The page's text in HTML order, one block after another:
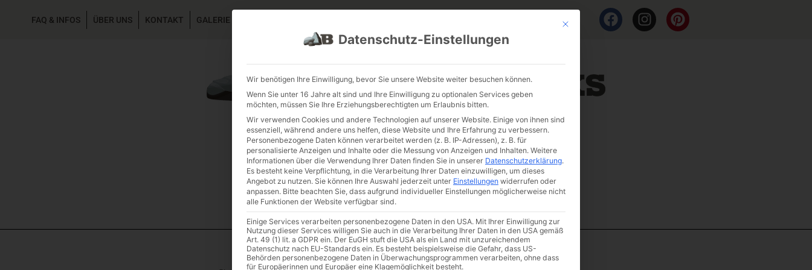
FAQ & INFOS ÜBER UNS KONTAKT GALERIE GARTENPROJEKTE Mit diesem Button wird der Dialog geschlossen. Seine Funktionalität ist
Datenschutz-Einstellungen
Wir benötigen Ihre Einwilligung, bevor Sie unsere Website weiter besuchen können.
Wenn Sie unter 16 Jahre alt sind und Ihre Einwilligung zu optionalen Services geben
möchten, müssen Sie Ihre Erziehungsberechtigten um Erlaubnis bitten.
Wir verwenden Cookies und andere Technologien auf unserer Website. Einige von ihnen sind
essenziell, während andere uns helfen, diese Website und Ihre Erfahrung zu verbessern.
Personenbezogene Daten können verarbeitet werden (z. B. IP-Adressen), z. B. für
personalisierte Anzeigen und Inhalte oder die Messung von Anzeigen und Inhalten. Weitere
Informationen über die Verwendung Ihrer Daten finden Sie in unserer Datenschutzerklärung.
Es besteht keine Verpflichtung, in die Verarbeitung Ihrer Daten einzuwilligen, um dieses
Angebot zu nutzen. Sie können Ihre Auswahl jederzeit unter Einstellungen widerrufen oder
anpassen. Bitte beachten Sie, dass aufgrund individueller Einstellungen möglicherweise nicht
alle Funktionen der Website verfügbar sind.
Einige Services verarbeiten personenbezogene Daten in den USA. Mit Ihrer Einwilligung zur
Nutzung dieser Services willigen Sie auch in die Verarbeitung Ihrer Daten in den USA gemäß
Art. 49 (1) lit. a GDPR ein. Der EuGH stuft die USA als ein Land mit unzureichendem
Datenschutz nach EU-Standards ein. Es besteht beispielsweise die Gefahr, dass US-
Behörden personenbezogene Daten in Überwachungsprogrammen verarbeiten, ohne dass
für Europäerinnen und Europäer eine Klagemöglichkeit besteht.